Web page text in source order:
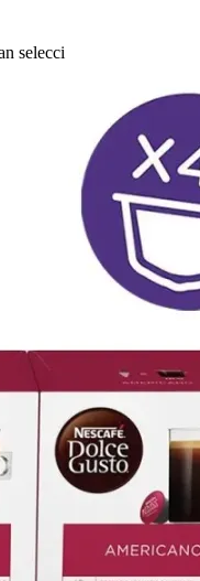
selecci